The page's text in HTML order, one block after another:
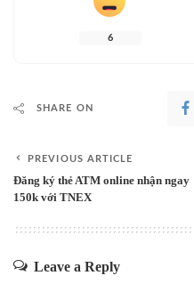
6
SHARE ON
PREVIOUS ARTICLE
Đăng ký thẻ ATM online nhận ngay
150k với TNEX
Leave a Reply